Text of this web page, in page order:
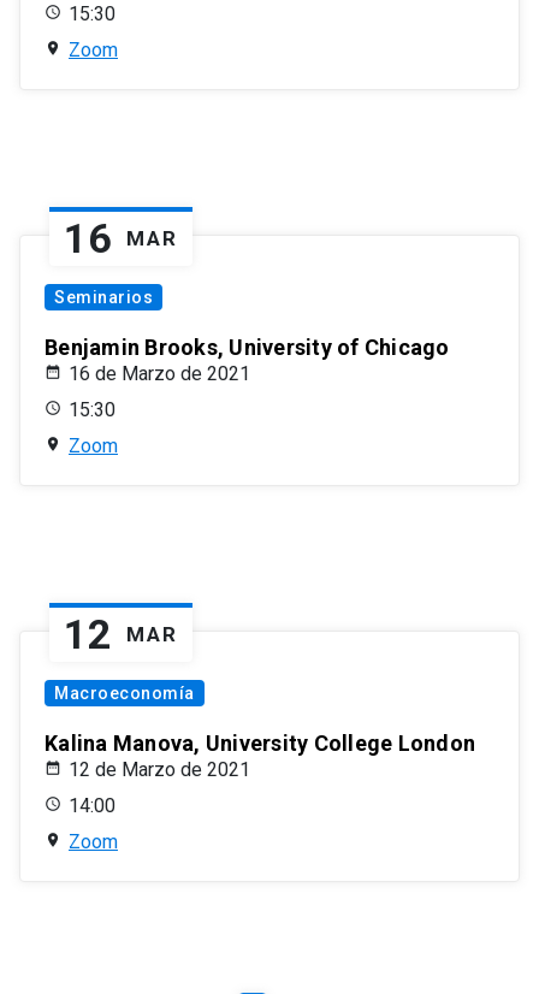
15:30
Zoom
16 MAR
Seminarios
Benjamin Brooks, University of Chicago
16 de Marzo de 2021
15:30
Zoom
12 MAR
Macroeconomía
Kalina Manova, University College London
12 de Marzo de 2021
14:00
Zoom